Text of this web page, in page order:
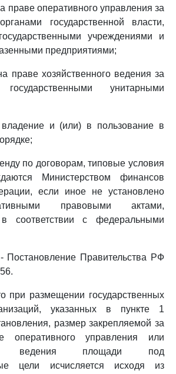
праве оперативного управления за
государственной власти,
учреждениями и
предприятиями;
праве хозяйственного ведения за
унитарными
и (или) в пользование в
по договорам, типовые условия
Министерством финансов
если иное не установлено
правовыми актами,
соответствии с федеральными
Постановление Правительства РФ
при размещении государственных
указанных в пункте 1
размер закрепляемой за
управления или
ведения площади под
цели исчисляется исходя из